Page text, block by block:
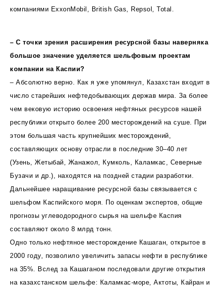
компаниями ExxonMobil, British Gas, Repsol, Total.
– С точки зрения расширения ресурсной базы наверняка
большое значение уделяется шельфовым проектам
компании на Каспии?
– Абсолютно верно. Как я уже упомянул, Казахстан входит в
число старейших нефтедобывающих держав мира. За более
чем вековую историю освоения нефтяных ресурсов нашей
республики открыто более 200 месторождений на суше. При
этом большая часть крупнейших месторождений,
составляющих основу отрасли в последние 30–40 лет
(Узень, Жетыбай, Жанажол, Кумколь, Каламкас, Северные
Бузачи и др.), находятся на поздней стадии разработки.
Дальнейшее наращивание ресурсной базы связывается с
шельфом Каспийского моря. По оценкам экспертов, общие
прогнозы углеводородного сырья на шельфе Каспия
составляют около 8 млрд тонн.
Одно только нефтяное месторождение Кашаган, открытое в
2000 году, позволило увеличить запасы нефти в республике
на 35%. Вслед за Кашаганом последовали другие открытия
на казахстанском шельфе: Каламкас-море, Актоты, Кайран и